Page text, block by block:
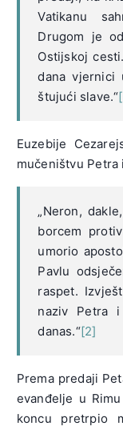
Vatikanu
Drugom je
Ostijskoj
dana vjernici
štujući slave.“
Euzebije
mučeništvu Petra
„Neron,
borcem
umorio
Pavlu
raspet.
naziv Petra
danas.“[2]
Prema predaji
evanđelje u
koncu pretrpio